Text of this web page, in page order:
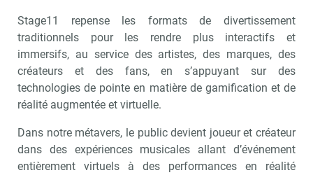
Stage11 repense les formats de divertissement
traditionnels pour les rendre plus interactifs et
immersifs, au service des artistes, des marques, des
créateurs et des fans, en s’appuyant sur des
technologies de pointe en matière de gamification et de
réalité augmentée et virtuelle.
Dans notre métavers, le public devient joueur et créateur
dans des expériences musicales allant d’événement
entièrement virtuels à des performances en réalité